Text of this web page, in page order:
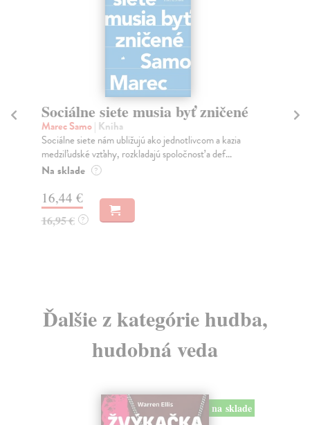
Sociálne siete musia byť zničené
Marec Samo| Kniha
Sociálne siete nám ubližujú ako jednotlivcom a kazia
medziľudské vzťahy, rozkladajú spoločnosť a def...
Na sklade ?
16,44 €
16,95 € ?
Ďalšie z kategórie hudba,
hudobná veda
na sklade